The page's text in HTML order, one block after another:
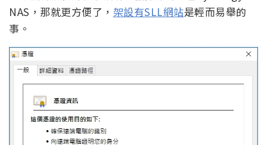
NAS，那就更方便了， 架設有SLL網站是輕而易舉的
事。